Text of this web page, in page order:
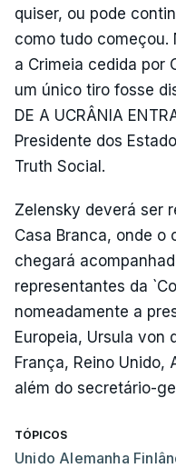
quiser, ou pode
como tudo começou.
a Crimeia cedida por
um único tiro fosse
DE A UCRÂNIA
Presidente dos
Truth Social.
Zelensky deverá ser
Casa Branca, onde o
chegará
representantes da
nomeadamente a
Europeia, Ursula von
França, Reino Unido,
além do secretário-
TÓPICOS
Unido Alemanha